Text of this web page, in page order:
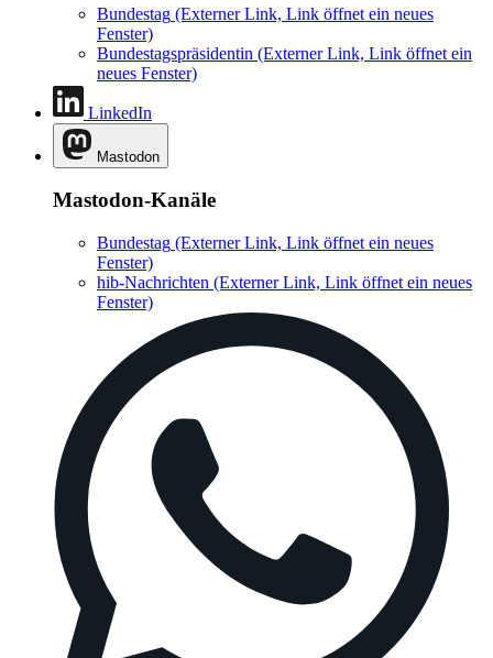
Bundestag (Externer Link, Link öffnet ein neues
Fenster)
Bundestagspräsidentin (Externer Link, Link öffnet ein
neues Fenster)
LinkedIn
Mastodon
Mastodon-Kanäle
Bundestag (Externer Link, Link öffnet ein neues
Fenster)
hib-Nachrichten (Externer Link, Link öffnet ein neues
Fenster)